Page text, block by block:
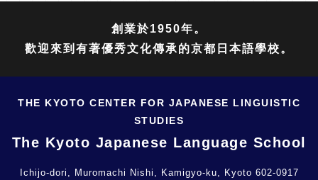
創業於1950年。
歡迎來到有著優秀文化傳承的京都日本語學校。
THE KYOTO CENTER FOR JAPANESE LINGUISTIC
STUDIES
The Kyoto Japanese Language School
Ichijo-dori, Muromachi Nishi, Kamigyo-ku, Kyoto 602-0917